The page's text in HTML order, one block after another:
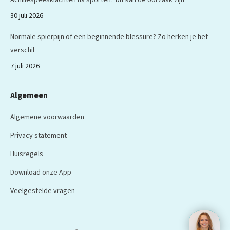
30 juli 2026
Normale spierpijn of een beginnende blessure? Zo herken je het
verschil
7 juli 2026
Algemeen
Algemene voorwaarden
Privacy statement
Huisregels
Download onze App
Veelgestelde vragen